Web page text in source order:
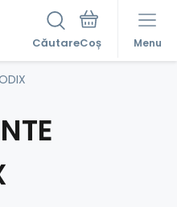
Căutare Menu